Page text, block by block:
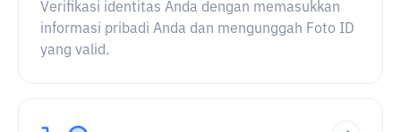
Verifikasi identitas Anda dengan memasukkan
informasi pribadi Anda dan mengunggah Foto ID
yang valid.